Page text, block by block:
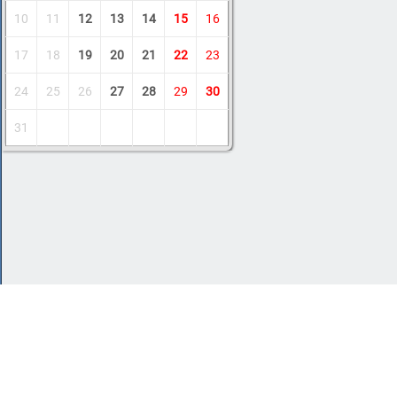
10 11 12 13 14 15 16
17 18 19 20 21 22 23
24 25 26 27 28 29 30
31